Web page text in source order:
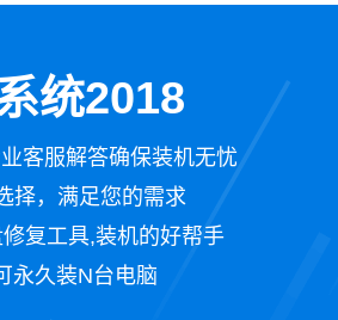
统2018
客服解答确保装机无忧
择，满足您的需求
复工具,装机的好帮手
永久装N台电脑